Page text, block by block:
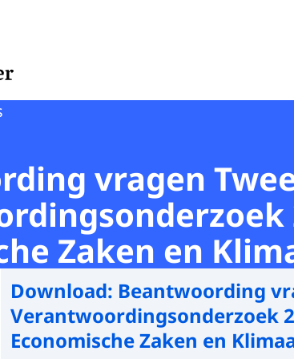
Rekenkamer
vragen
Zaken en
Download: Beantwoording
Verantwoordingsonderzoek
Economische Zaken en